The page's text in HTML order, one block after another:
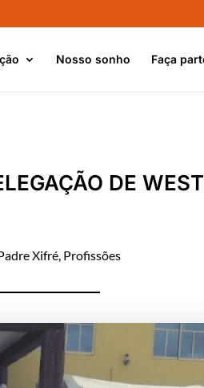
Nosso sonho Faça
DE WEST
Xifré, Profissões